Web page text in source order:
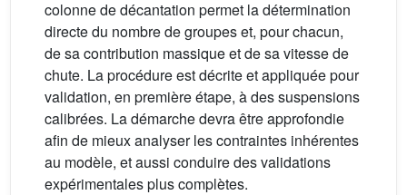
colonne de décantation permet la détermination
directe du nombre de groupes et, pour chacun,
de sa contribution massique et de sa vitesse de
chute. La procédure est décrite et appliquée pour
validation, en première étape, à des suspensions
calibrées. La démarche devra être approfondie
afin de mieux analyser les contraintes inhérentes
au modèle, et aussi conduire des validations
expérimentales plus complètes.